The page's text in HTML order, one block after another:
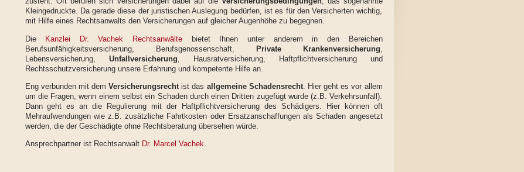
Kleingedruckte. Da gerade diese der juristischen Auslegung bedürfen, ist es für den Versicherten wichtig,
mit Hilfe eines Rechtsanwalts den Versicherungen auf gleicher Augenhöhe zu begegnen.
Die Kanzlei Dr. Vachek Rechtsanwälte bietet Ihnen unter anderem in den Bereichen
Berufsunfähigkeitsversicherung, Berufsgenossenschaft, Private Krankenversicherung
Lebensversicherung, Unfallversicherung , Hausratversicherung, Haftpflichtversicherung und
Rechtsschutzversicherung unsere Erfahrung und kompetente Hilfe an.
Eng verbunden mit demVersicherungsrecht ist das allgemeine Schadensrecht. Hier geht es vor allem
um die Fragen, wenn einem selbst ein Schaden durch einen Dritten zugefügt wurde (z.B. Verkehrsunfall).
Dann geht es an die Regulierung mit der Haftpflichtversicherung des Schädigers. Hier können oft
Mehraufwendungen wie z.B. zusätzliche Fahrtkosten oder Ersatzanschaffungen als Schaden angesetzt
werden, die der Geschädigte ohne Rechtsberatung übersehen würde.
Ansprechpartner ist Rechtsanwalt Dr. Marcel Vachek.